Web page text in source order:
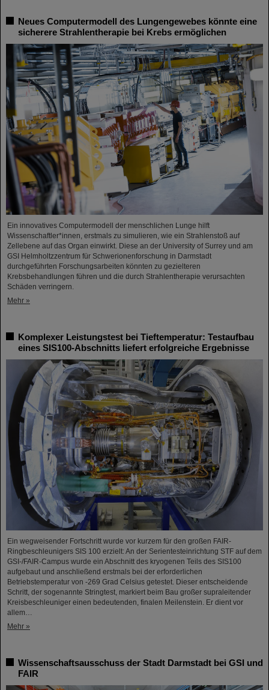
Neues Computermodell des Lungengewebes könnte eine
sicherere Strahlentherapie bei Krebs ermöglichen
Ein innovatives Computermodell der menschlichen Lunge hilft
Wissenschaftler*innen, erstmals zu simulieren, wie ein Strahlenstoß auf
Zellebene auf das Organ einwirkt. Diese an der University of Surrey und am
GSI Helmholtzzentrum für Schwerionenforschung in Darmstadt
durchgeführten Forschungsarbeiten könnten zu gezielteren
Krebsbehandlungen führen und die durch Strahlentherapie verursachten
Schäden verringern.
Mehr »
Komplexer Leistungstest bei Tieftemperatur: Testaufbau
eines SIS100-Abschnitts liefert erfolgreiche Ergebnisse
Ein wegweisender Fortschritt wurde vor kurzem für den großen FAIR-
Ringbeschleunigers SIS 100 erzielt: An der Serientesteinrichtung STF auf dem
GSI-/FAIR-Campus wurde ein Abschnitt des kryogenen Teils des SIS100
aufgebaut und anschließend erstmals bei der erforderlichen
Betriebstemperatur von -269 Grad Celsius getestet. Dieser entscheidende
Schritt, der sogenannte Stringtest, markiert beim Bau großer supraleitender
Kreisbeschleuniger einen bedeutenden, finalen Meilenstein. Er dient vor
allem…
Mehr »
Wissenschaftsausschuss der Stadt Darmstadt bei GSI und
FAIR